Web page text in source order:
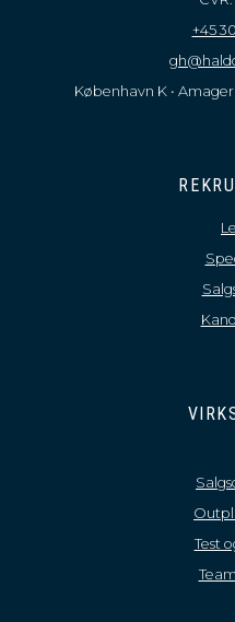
+45
København K •
Test